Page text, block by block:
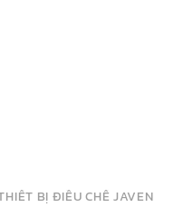
BỊ ĐIỀU CHẾ JAVEN